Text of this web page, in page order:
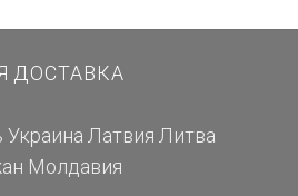
ДОСТАВКА
Украина Латвия Литва
Молдавия